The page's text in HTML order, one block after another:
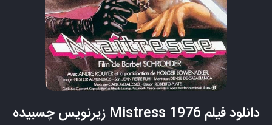
دانلود فیلم Mistress 1976 زیرنویس چسبیده